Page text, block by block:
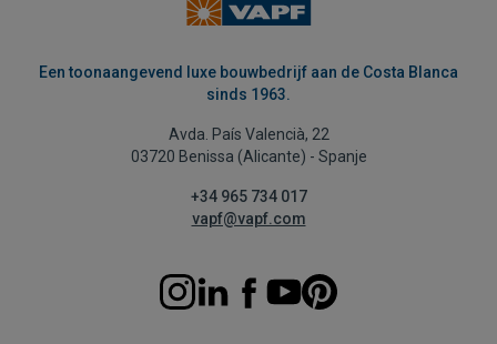
Een toonaangevend luxe bouwbedrijf aan de Costa Blanca
sinds 1963.
Avda. País Valencià, 22
03720 Benissa (Alicante) - Spanje
+34 965 734 017
vapf@vapf.com